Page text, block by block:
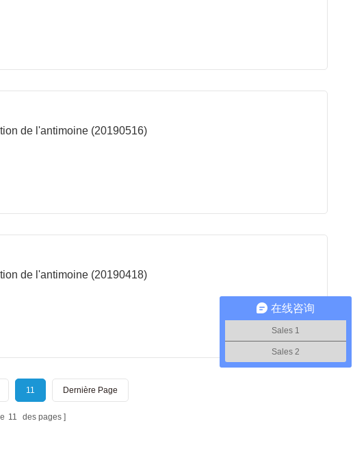
de l'antimoine (20190516)
de l'antimoine (20190418)
11 Dernière Page
11 des pages
在线咨询
Sales 1
Sales 2